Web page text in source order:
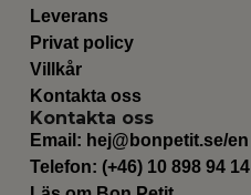
Leverans
Privat policy
Villkår
Kontakta oss
Kontakta oss
Email: hej@bonpetit.se/en
Telefon: (+46) 10 898 94 14